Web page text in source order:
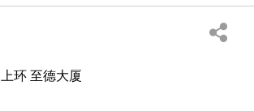
上环 至德大厦